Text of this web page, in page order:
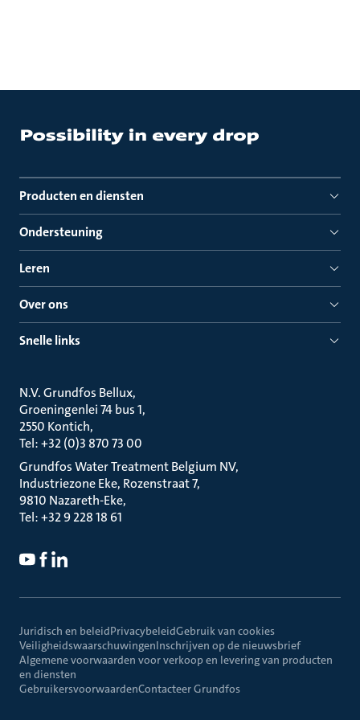
Producten en diensten
Ondersteuning
Leren
Over ons
Snelle links
N.V. Grundfos Bellux
Groeningenlei 74 bus 1
2550 Kontich
Tel: +32 (0)3 870 73 00
Grundfos Water Treatment Belgium NV
Industriezone Eke, Rozenstraat 7
9810 Nazareth-Eke
Tel: +32 9 228 18 61
Juridisch en beleidPrivacybeleidGebruik van cookies
VeiligheidswaarschuwingenInschrijven op de nieuwsbrief
Algemene voorwaarden voor verkoop en levering van producten
en diensten
GebruikersvoorwaardenContacteer Grundfos